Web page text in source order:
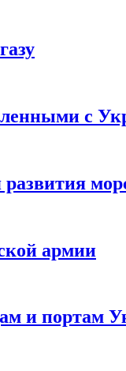
с
армии
и портам